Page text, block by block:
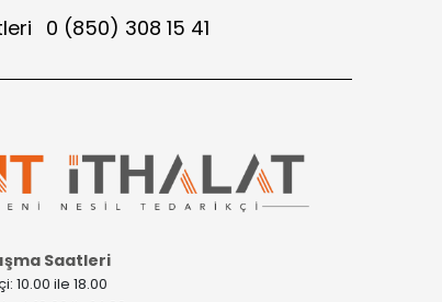
0 (850) 308 15 41
Saatleri
10.00 ile 18.00